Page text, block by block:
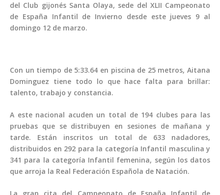
del Club gijonés Santa Olaya, sede del XLII Campeonato
de España Infantil de Invierno desde este jueves 9 al
domingo 12 de marzo.
Con un tiempo de 5:33.64 en piscina de 25 metros, Aitana
Dominguez tiene todo lo que hace falta para brillar:
talento, trabajo y constancia.
A este nacional acuden un total de 194 clubes para las
pruebas que se distribuyen en sesiones de mañana y
tarde. Están inscritos un total de 633 nadadores,
distribuidos en 292 para la categoría Infantil masculina y
341 para la categoría Infantil femenina, según los datos
que arroja la Real Federación Española de Natación.